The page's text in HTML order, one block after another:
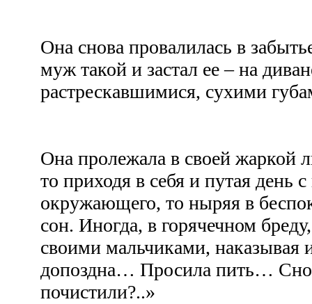
Она снова провалилась в
муж такой и застал ее – на
растрескавшимися, сухими
Она пролежала в своей жаркой
то приходя в себя и путая день
окружающего, то ныряя в
сон. Иногда, в горячечном
своими мальчиками, наказывая
допоздна… Просила пить…
почистили?..»